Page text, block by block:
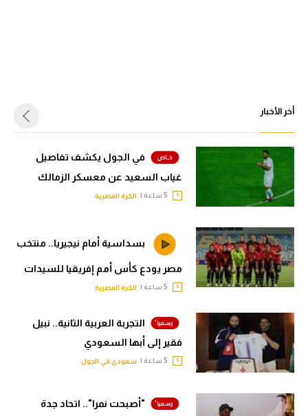
أخر الأخبار
في الجول يكشف تفاصيل
غياب السعيد عن معسكر الزمالك
الكرة المصرية
بسداسية أمام نيجيريا.. منتخب
مصر يودع كأس أمم إفريقيا للسيدات
الكرة المصرية
التجربة العربية الثانية.. نبيل
فقير إلى أبها السعودي
سعودي في الجول
"أصبحت نمرا".. اتحاد جدة